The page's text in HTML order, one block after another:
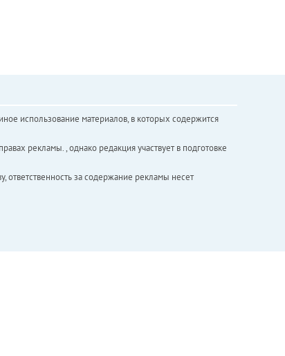
использование материалов, в которых содержится
рекламы. , однако редакция участвует в подготовке
ответственность за содержание рекламы несет